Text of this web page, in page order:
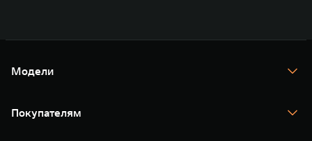
Модели
TANK 400
TANK 500
Покупателям